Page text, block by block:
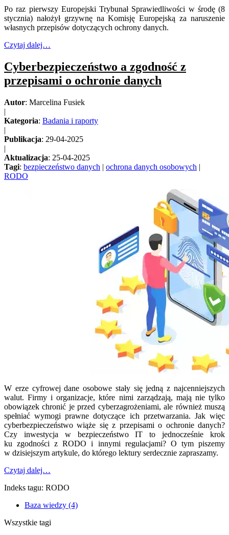
Po raz pierwszy Europejski Trybunał Sprawiedliwości w środę (8
stycznia) nałożył grzywnę na Komisję Europejską za naruszenie
własnych przepisów dotyczących ochrony danych.
Czytaj dalej…
Cyberbezpieczeństwo a zgodność z
przepisami o ochronie danych
Autor: Marcelina Fusiek
|
Kategoria: Badania i raporty
|
Publikacja: 29-04-2025
|
Aktualizacja: 25-04-2025
Tagi: bezpieczeństwo danych | ochrona danych osobowych |
RODO
W erze cyfrowej dane osobowe stały się jedną z najcenniejszych
walut. Firmy i organizacje, które nimi zarządzają, mają nie tylko
obowiązek chronić je przed cyberzagrożeniami, ale również muszą
spełniać wymogi prawne dotyczące ich przetwarzania. Jak więc
cyberbezpieczeństwo wiąże się z przepisami o ochronie danych?
Czy inwestycja w bezpieczeństwo IT to jednocześnie krok
ku zgodności z RODO i innymi regulacjami? O tym piszemy
w dzisiejszym artykule, do którego lektury serdecznie zapraszamy.
Czytaj dalej…
Indeks tagu: RODO
Baza wiedzy (4)
Wszystkie tagi